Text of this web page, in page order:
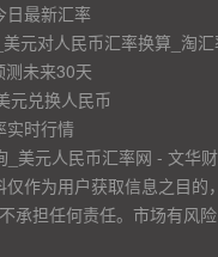
日最新汇率
元对人民币汇率换算_淘
测未来30天
元兑换人民币
实时行情
美元人民币汇率网 - 文华
作为用户获取信息之目的
担任何责任。市场有风险